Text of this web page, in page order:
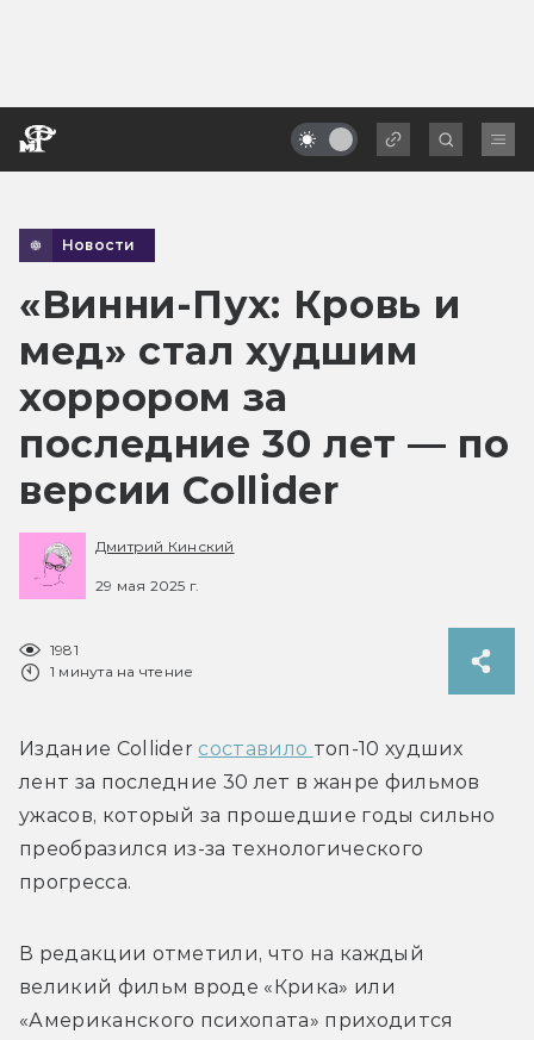
Новости
«Винни-Пух: Кровь и
мед» стал худшим
хоррором за
последние 30 лет — по
версии Collider
Дмитрий Кинский
29 мая 2025 г.
1981
1 минута на чтение
Издание Collider составило топ-10 худших
лент за последние 30 лет в жанре фильмов
ужасов, который за прошедшие годы сильно
преобразился из-за технологического
прогресса.
В редакции отметили, что на каждый
великий фильм вроде «Крика» или
«Американского психопата» приходится